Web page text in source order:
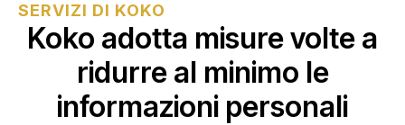
SERVIZI DI KOKO
Koko adotta misure volte a
ridurre al minimo le
informazioni personali